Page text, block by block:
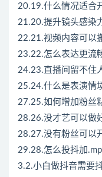
20.19.什么情况适合
21.20.提升镜头感染
22.21.视频内容可以
23.22.怎么表达更流
24.23.直播间留不住
25.24.什么是表演情
27.25.如何增加粉丝
28.26.没才艺可以做
28.27.没有粉丝可以
29.28.怎么投抖加
3.2.小白做抖音需要